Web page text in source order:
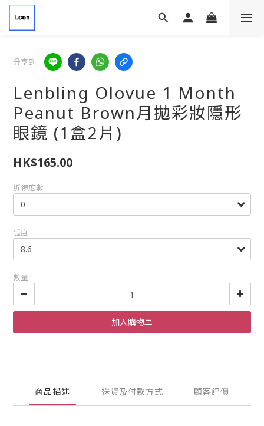
分享到
Lenbling Olovue 1 Month
Peanut Brown月拋彩妝隱形
眼鏡 (1盒2片)
HK$165.00
近視度數
弧度
數量
加入購物車
商品描述 送貨及付款方式 顧客評價